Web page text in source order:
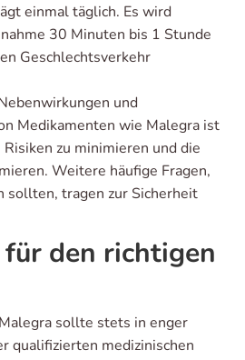
einmal täglich. Es wird
30 Minuten bis 1 Stunde
Geschlechtsverkehr
und
Medikamenten wie Malegra ist
zu minimieren und die
Weitere häufige Fragen,
sollten, tragen zur Sicherheit
den richtigen
sollte stets in enger
qualifizierten medizinischen